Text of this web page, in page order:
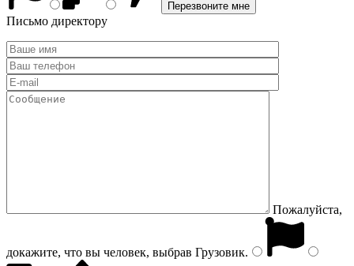
Письмо директору
Пожалуйста,
докажите, что вы человек, выбрав Грузовик.